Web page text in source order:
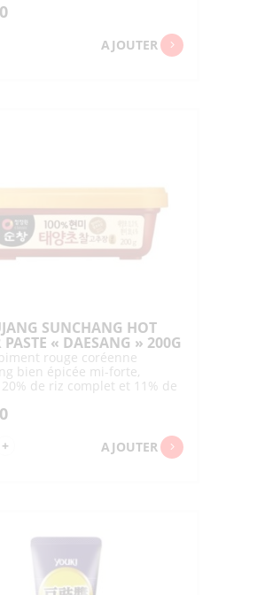
AJOUTER
SUNCHANG HOT
PASTE « DAESANG » 200G
rouge coréenne
bien épicée mi-forte,
de riz complet et 11% de
+ AJOUTER